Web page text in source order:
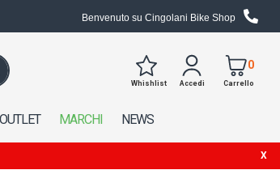
Benvenuto su Cingolani Bike Shop
Accedi
Whishlist
0
Carrello
OUTLET MARCHI NEWS